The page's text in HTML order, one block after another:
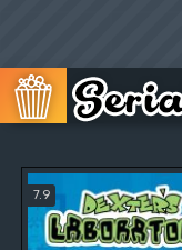
7.9